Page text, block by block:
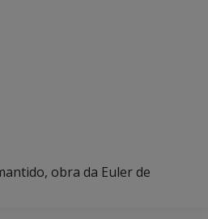
obra da Euler de